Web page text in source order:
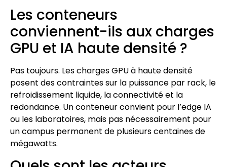
Les conteneurs
conviennent-ils aux charges
GPU et IA haute densité ?
Pas toujours. Les charges GPU à haute densité
posent des contraintes sur la puissance par rack, le
refroidissement liquide, la connectivité et la
redondance. Un conteneur convient pour l’edge IA
ou les laboratoires, mais pas nécessairement pour
un campus permanent de plusieurs centaines de
mégawatts.